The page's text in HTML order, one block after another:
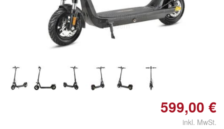
Doppelt antippen zum
vergrößern
599,00 €
inkl. MwSt.